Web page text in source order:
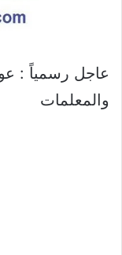
عاجل رسمياً :
والمعلمات